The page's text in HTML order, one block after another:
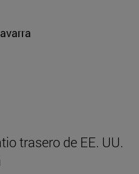
trasero de EE. UU.